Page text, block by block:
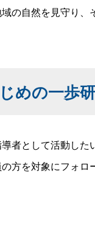
の自然を見守り
めの一歩
者として活動した
方を対象にフォロ